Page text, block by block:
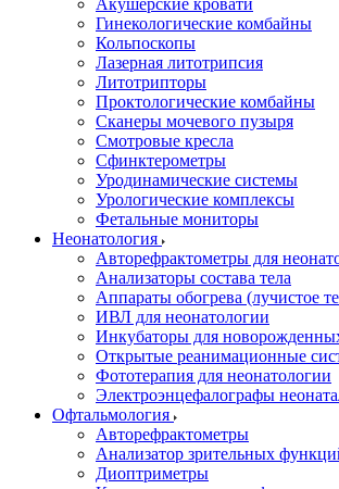
Акушерские кровати
Гинекологические комбайны
Кольпоскопы
Лазерная литотрипсия
Литотрипторы
Проктологические комбайны
Сканеры мочевого пузыря
Смотровые кресла
Сфинктерометры
Уродинамические системы
Урологические комплексы
Фетальные мониторы
Неонатология
Авторефрактометры для
Анализаторы состава тела
Аппараты обогрева (лучистое
ИВЛ для неонатологии
Инкубаторы для
Открытые реанимационные
Фототерапия для неонатологии
Электроэнцефалографы
Офтальмология
Авторефрактометры
Анализатор зрительных
Диоптриметры